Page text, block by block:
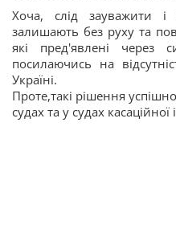
Хоча, слід зауважити
залишають без руху та
які пред'явлені через
посилаючись на
Україні.
Проте,такі рішення
судах та у судах касаційної